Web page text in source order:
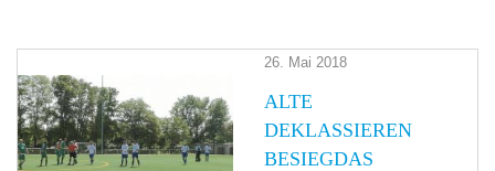
26. Mai 2018
ALTE
DEKLASSIEREN
BESIEGDAS